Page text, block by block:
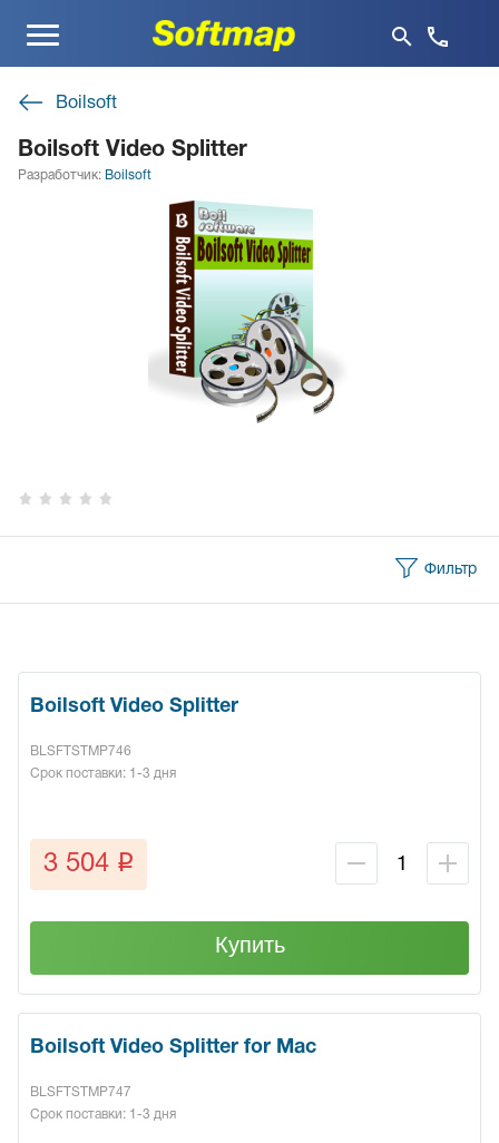
Меню
Boilsoft
Boilsoft Video Splitter
Разработчик: Boilsoft
Фильтр
Boilsoft Video Splitter
BLSFTSTMP746
Срок поставки: 1-3 дня
3 504 q
Купить
Boilsoft Video Splitter for Mac
BLSFTSTMP747
Срок поставки: 1-3 дня